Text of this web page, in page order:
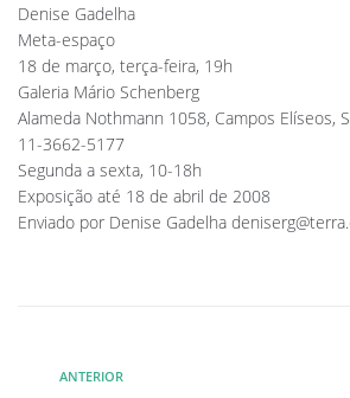
Denise Gadelha
Meta-espaço
18 de março, terça-feira, 19h
Galeria Mário Schenberg
Alameda Nothmann 1058, Campos Elíseos,
11-3662-5177
Segunda a sexta, 10-18h
Exposição até 18 de abril de 2008
Enviado por Denise Gadelha
ANTERIOR